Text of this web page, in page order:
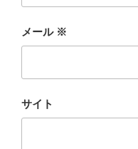
メール ※
サイト